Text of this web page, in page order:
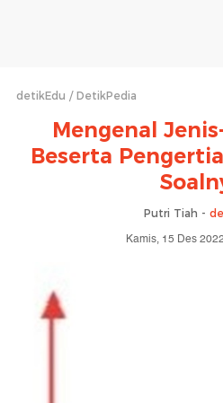
detikEdu DetikPedia
Mengenal
Beserta
Putri Tiah -
Kamis, 15 Des